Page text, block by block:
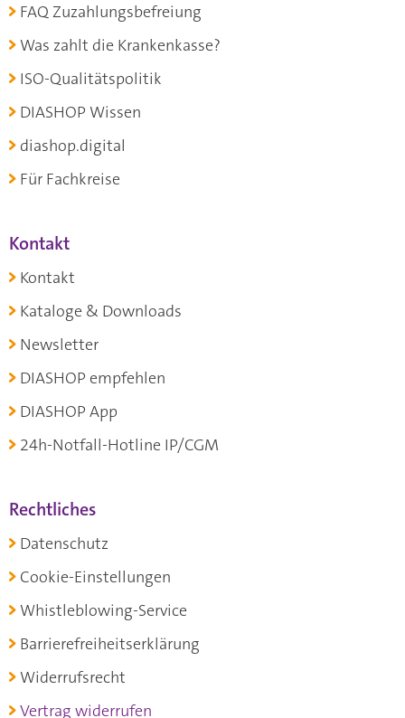
FAQ Zuzahlungsbefreiung
Was zahlt die Krankenkasse?
ISO-Qualitätspolitik
DIASHOP Wissen
diashop.digital
Für Fachkreise
Kontakt
Kontakt
Kataloge & Downloads
Newsletter
DIASHOP empfehlen
DIASHOP App
24h-Notfall-Hotline IP/CGM
Rechtliches
Datenschutz
Cookie-Einstellungen
Whistleblowing-Service
Barrierefreiheitserklärung
Widerrufsrecht
Vertrag widerrufen